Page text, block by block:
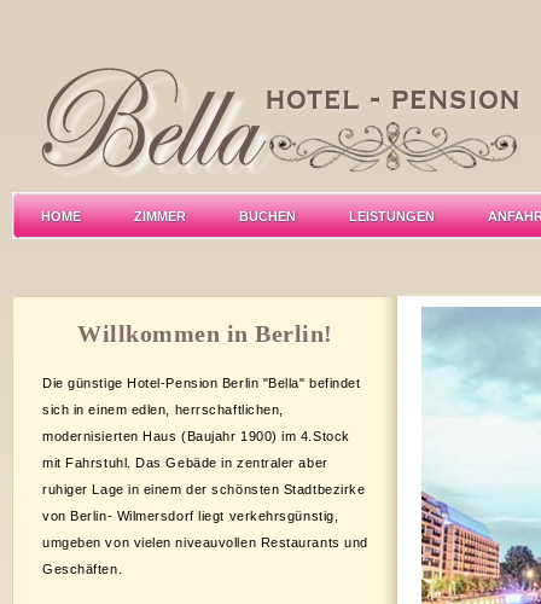
HOME ZIMMER BUCHEN LEISTUNGEN
Willkommen in Berlin!
Die günstige Hotel-Pension Berlin "Bella" befindet
sich in einem edlen, herrschaftlichen,
modernisierten Haus (Baujahr 1900) im 4.Stock
mit Fahrstuhl. Das Gebäde in zentraler aber
ruhiger Lage in einem der schönsten Stadtbezirke
von Berlin- Wilmersdorf liegt verkehrsgünstig,
umgeben von vielen niveauvollen Restaurants und
Geschäften.